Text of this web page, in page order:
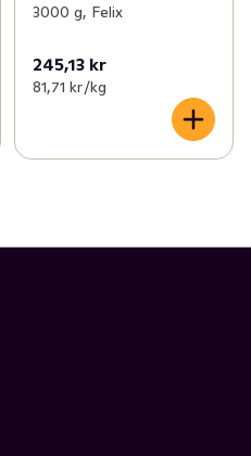
3000 g, Felix
245,13 kr
81,71 kr /kg